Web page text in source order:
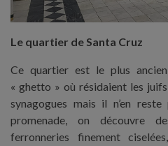
Le quartier de Santa Cruz
Ce quartier est le plus
« ghetto » où résidaient les
synagogues mais il n’en
promenade, on découvre
ferronneries finement